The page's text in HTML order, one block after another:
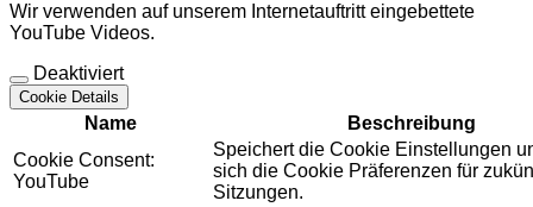
Wir verwenden auf unserem Internetauftritt eingebettete
YouTube Videos.
Deaktiviert
Cookie Details
Name
Beschreibung
Cookie Consent:
YouTube
Speichert die Cookie Einstellungen
sich die Cookie Präferenzen für
Sitzungen.